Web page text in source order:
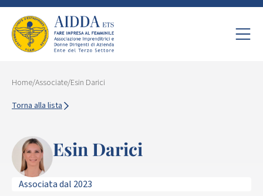
Home/Associate/Esin Darici
Torna alla lista
Esin Darici
Associata dal 2023